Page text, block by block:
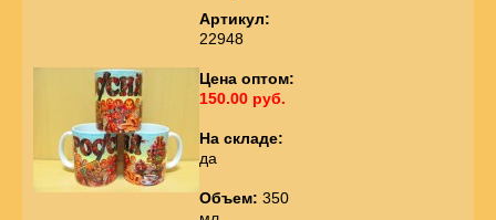
Артикул:
22948
Цена оптом:
150.00 руб.
На складе:
да
Объем: 350